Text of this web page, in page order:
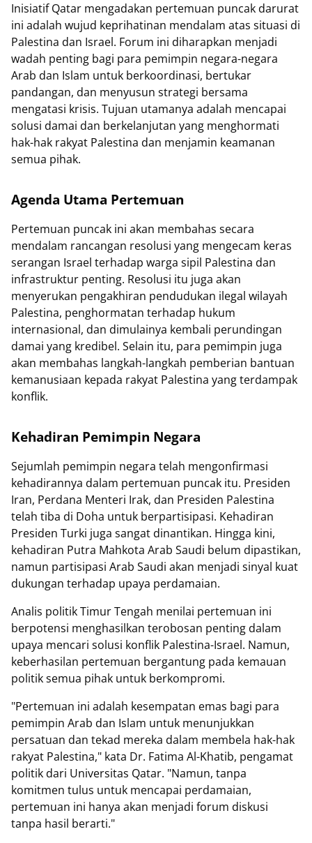
Inisiatif Qatar mengadakan pertemuan puncak darurat
ini adalah wujud keprihatinan mendalam atas situasi di
Palestina dan Israel. Forum ini diharapkan menjadi
wadah penting bagi para pemimpin negara-negara
Arab dan Islam untuk berkoordinasi, bertukar
pandangan, dan menyusun strategi bersama
mengatasi krisis. Tujuan utamanya adalah mencapai
solusi damai dan berkelanjutan yang menghormati
hak-hak rakyat Palestina dan menjamin keamanan
semua pihak.
Agenda Utama Pertemuan
Pertemuan puncak ini akan membahas secara
mendalam rancangan resolusi yang mengecam keras
serangan Israel terhadap warga sipil Palestina dan
infrastruktur penting. Resolusi itu juga akan
menyerukan pengakhiran pendudukan ilegal wilayah
Palestina, penghormatan terhadap hukum
internasional, dan dimulainya kembali perundingan
damai yang kredibel. Selain itu, para pemimpin juga
akan membahas langkah-langkah pemberian bantuan
kemanusiaan kepada rakyat Palestina yang terdampak
konflik.
Kehadiran Pemimpin Negara
Sejumlah pemimpin negara telah mengonfirmasi
kehadirannya dalam pertemuan puncak itu. Presiden
Iran, Perdana Menteri Irak, dan Presiden Palestina
telah tiba di Doha untuk berpartisipasi. Kehadiran
Presiden Turki juga sangat dinantikan. Hingga kini,
kehadiran Putra Mahkota Arab Saudi belum dipastikan,
namun partisipasi Arab Saudi akan menjadi sinyal kuat
dukungan terhadap upaya perdamaian.
Analis politik Timur Tengah menilai pertemuan ini
berpotensi menghasilkan terobosan penting dalam
upaya mencari solusi konflik Palestina-Israel. Namun,
keberhasilan pertemuan bergantung pada kemauan
politik semua pihak untuk berkompromi.
"Pertemuan ini adalah kesempatan emas bagi para
pemimpin Arab dan Islam untuk menunjukkan
persatuan dan tekad mereka dalam membela hak-hak
rakyat Palestina," kata Dr. Fatima Al-Khatib, pengamat
politik dari Universitas Qatar. "Namun, tanpa
komitmen tulus untuk mencapai perdamaian,
pertemuan ini hanya akan menjadi forum diskusi
tanpa hasil berarti."